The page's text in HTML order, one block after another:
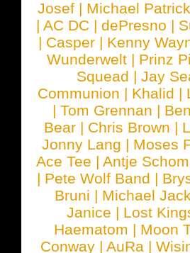
Josef | Michael
|AC DC |dePresno |
| Casper | Kenny
Wunderwelt | Prinz
Squead |Jay
Communion | Khalid |
|Tom Grennan |
Bear | Chris Brown |
Jonny Lang | Moses
Ace Tee |Antje
| Pete Wolf Band |
Bruni | Michael
Janice | Lost
Haematom | Moon
Conway |AuRa |